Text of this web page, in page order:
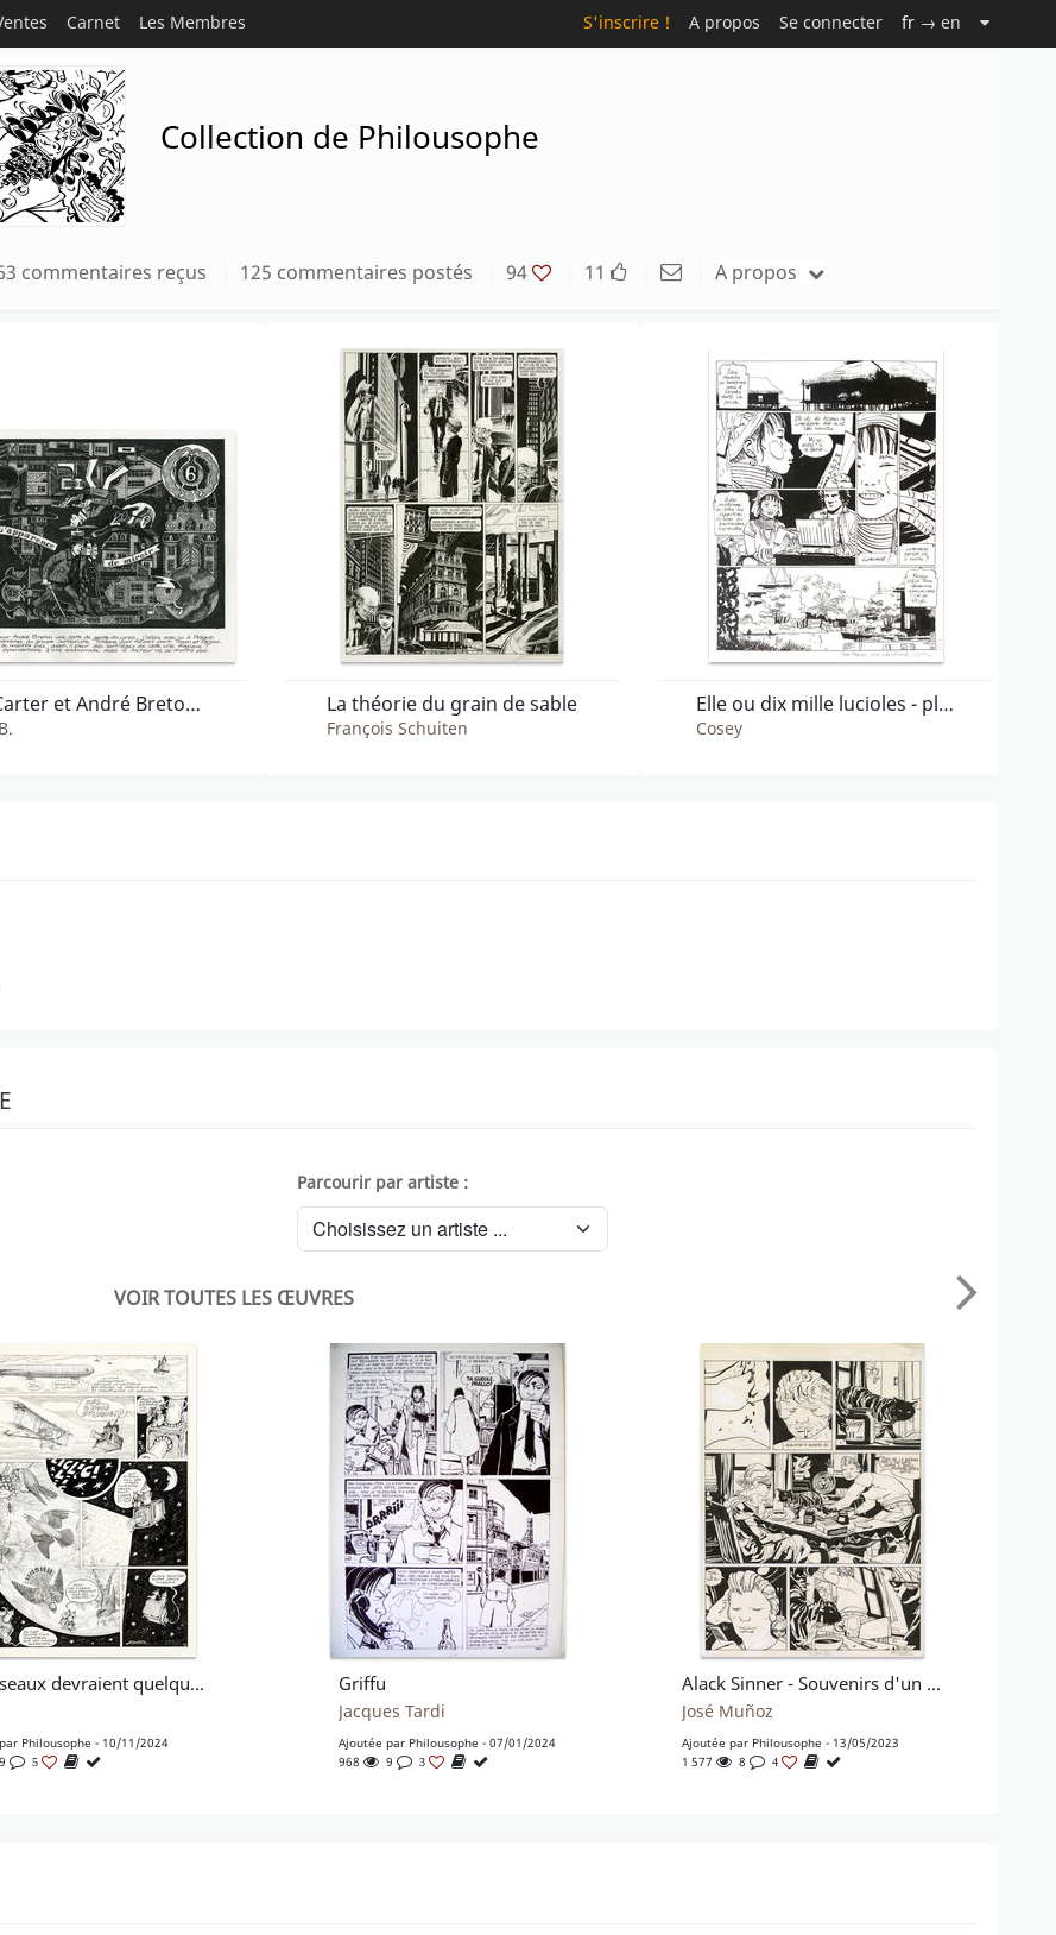
Carnet Les Membres S'inscrire ! A propos Se connecter fr → en
Collection de Philousophe
commentaires reçus 125 commentaires postés 94 11 A propos
Nick Carter et André Breton - L'apparence de miroir La théorie du grain de sable
François Schuiten
Elle ou dix mille lucioles - planche 39
Cosey
Parcourir par artiste :
VOIR TOUTES LES ŒUVRES
Les oiseaux devraient quelquefois porter des lunettes
Philousophe - 10/11/2024
9 5
Griffu
Jacques Tardi
Ajoutée par Philousophe - 07/01/2024
968
9 3
Alack Sinner - Souvenirs d'un privé
José Muñoz
Ajoutée par Philousophe - 13/05/2023
1 577
8 4